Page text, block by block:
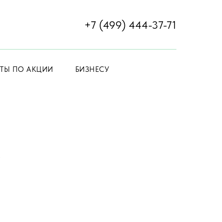
+7 (499) 444-37-71
ПО АКЦИИ БИЗНЕСУ